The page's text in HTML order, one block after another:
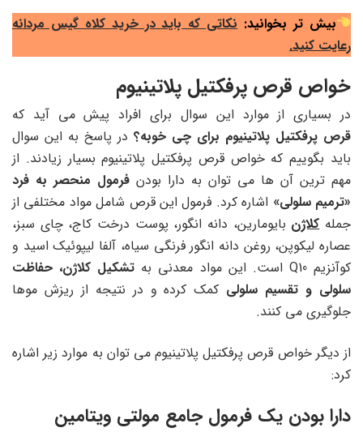
بیش تر بخوانید:نکاتی که باید در خرید کلاه گیس مردانه
رعایت کنید.
خواص قرص پرفکتیل پلاتینیوم
در بسیاری از موارد این سوال برای افراد پیش می آید که
قرص پرفکتیل پلاتینیوم برای چی خوبه؟ در پاسخ به این سوال
باید بگوییم که خواص قرص پرفکتیل پلاتینیوم بسیار زیادند. از
مهم ترین آن ها می توان به دارا بودن فرمول منحصر به فرد
«ترمیم سلولی» اشاره کرد. فرمول این قرص شامل مواد مختلفی از
جملهکلاژن بایومارین، دانه انگور، پوست درخت کاج، چای سبز،
عصاره لیکوپن، روغن دانه انگور فرنگی سیاه، آلفا لیپوئیک اسید و
کوآنزیم Q10 است. این مواد معدنی به
تشکیل کلاژن، حفاظت
سلولی و تقسیم سلولی کمک کرده و در نتیجه از ریزش موها
جلوگیری می کنند.
از دیگر خواص قرص پرفکتیل پلاتینیوم می توان به موارد زیر اشاره
کرد:
دارا بودن یک فرمول جامع مولتی ویتامین